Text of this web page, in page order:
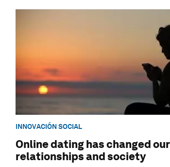
INNOVACIÓN SOCIAL
Online dating has changed our
relationships and society